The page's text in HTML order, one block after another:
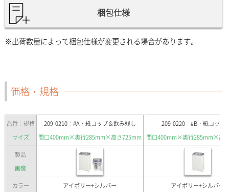
梱包仕様
※出荷数量によって梱包仕様が変更される場合があります。
価格・規格
品番：規格
サイズ
製品
画像
カラー
209-0210：#A・紙コップ＆飲み残し
間口400mm×奥行285mm×高さ725mm
アイボリー+シルバー
209-0220：#B・紙コッ
間口400mm×奥行285mm×高
アイボリー+シルバー